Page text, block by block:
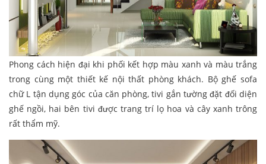
Phong cách hiện đại khi phối kết hợp màu xanh và màu trắng
trong cùng một thiết kế nội thất phòng khách. Bộ ghế sofa
chữ L tận dụng góc của căn phòng, tivi gắn tường đặt đối diện
ghế ngồi, hai bên tivi được trang trí lọ hoa và cây xanh trông
rất thẩm mỹ.